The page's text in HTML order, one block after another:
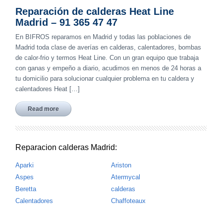
Reparación de calderas Heat Line
Madrid – 91 365 47 47
En BIFROS reparamos en Madrid y todas las poblaciones de
Madrid toda clase de averías en calderas, calentadores, bombas
de calor-frio y termos Heat Line. Con un gran equipo que trabaja
con ganas y empeño a diario, acudimos en menos de 24 horas a
tu domicilio para solucionar cualquier problema en tu caldera y
calentadores Heat […]
Read more
Reparacion calderas Madrid:
Aparki
Ariston
Aspes
Atermycal
Beretta
calderas
Calentadores
Chaffoteaux